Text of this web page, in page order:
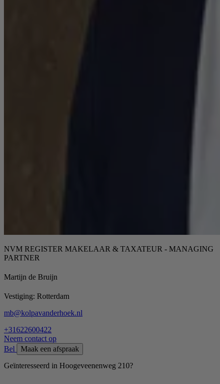
NVM REGISTER MAKELAAR & TAXATEUR - MANAGING
PARTNER
Martijn de Bruijn
Vestiging: Rotterdam
mb@kolpavanderhoek.nl
+31622600422
Neem contact op
Bel
Maak een afspraak
Geïnteresseerd in Hoogeveenenweg 210?